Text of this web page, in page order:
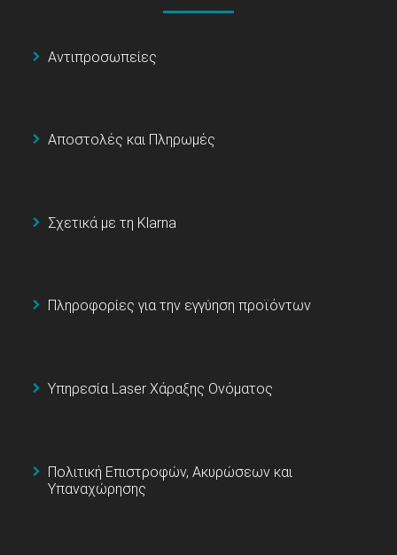
Αντιπροσωπείες
Αποστολές και Πληρωμές
Σχετικά με τη Klarna
Πληροφορίες για την εγγύηση προϊόντων
Υπηρεσία Laser Χάραξης Ονόματος
Πολιτική Επιστροφών, Ακυρώσεων και
Υπαναχώρησης